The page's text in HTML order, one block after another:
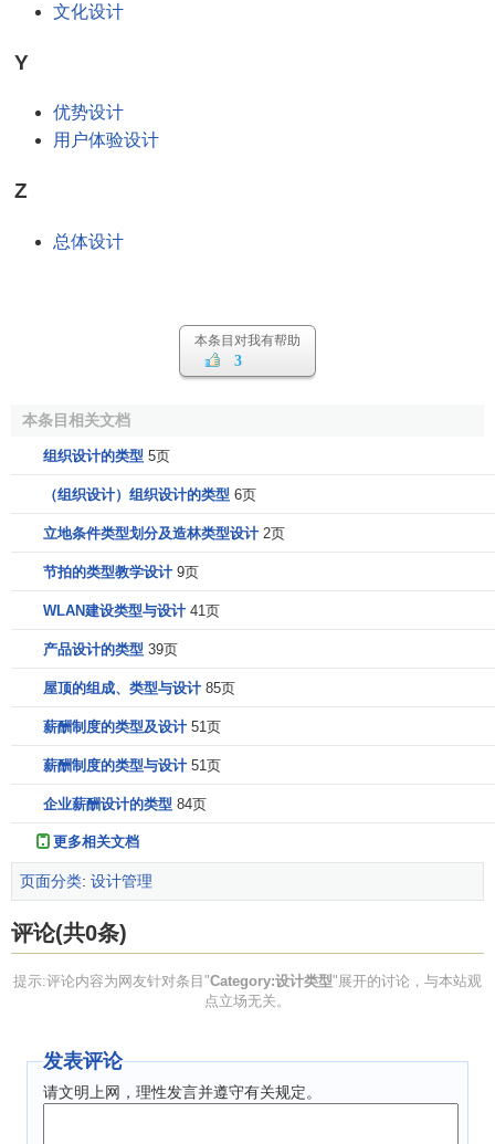
文化设计
Y
优势设计
用户体验设计
Z
总体设计
本条目对我有帮助
3
本条目相关文档
组织设计的类型 5页
（组织设计）组织设计的类型 6页
立地条件类型划分及造林类型设计 2页
节拍的类型教学设计 9页
WLAN建设类型与设计 41页
产品设计的类型 39页
屋顶的组成、类型与设计 85页
薪酬制度的类型及设计 51页
薪酬制度的类型与设计 51页
企业薪酬设计的类型 84页
更多相关文档
页面分类: 设计管理
评论(共0条)
提示:评论内容为网友针对条目"Category:设计类型"展开的讨论，与本站观
点立场无关。
发表评论
请文明上网，理性发言并遵守有关规定。